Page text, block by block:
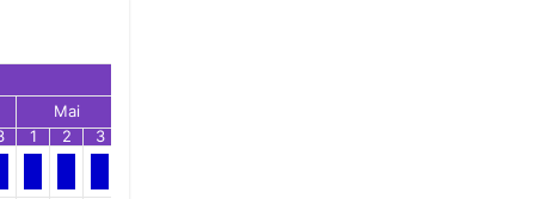
Mai
1 2 3